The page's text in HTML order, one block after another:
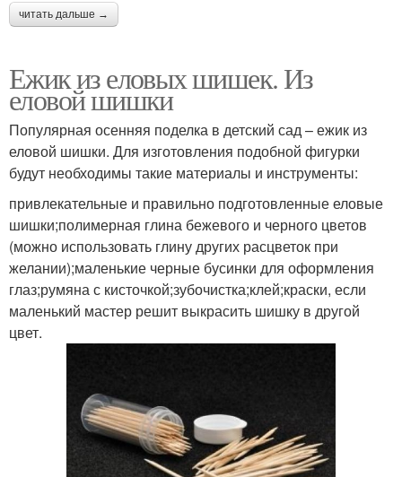
читать дальше →
Ежик из еловых шишек. Из
еловой шишки
Популярная осенняя поделка в детский сад – ежик из
еловой шишки. Для изготовления подобной фигурки
будут необходимы такие материалы и инструменты:
привлекательные и правильно подготовленные еловые
шишки;полимерная глина бежевого и черного цветов
(можно использовать глину других расцветок при
желании);маленькие черные бусинки для оформления
глаз;румяна с кисточкой;зубочистка;клей;краски, если
маленький мастер решит выкрасить шишку в другой
цвет.